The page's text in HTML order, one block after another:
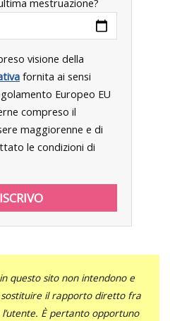
mestruazione?
visione della
fornita ai sensi
Europeo EU
compreso il
maggiorenne e di
le condizioni di
questo sito non intendono e
il rapporto diretto fra
È pertanto opportuno